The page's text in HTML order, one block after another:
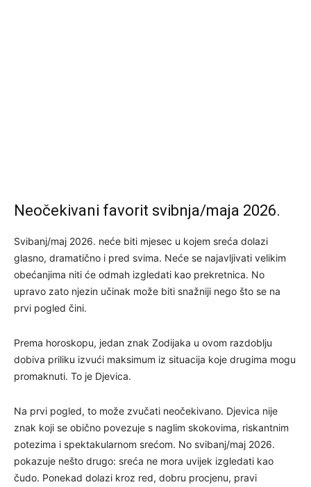
Neočekivani favorit svibnja/maja 2026.
Svibanj/maj 2026. neće biti mjesec u kojem sreća dolazi
glasno, dramatično i pred svima. Neće se najavljivati velikim
obećanjima niti će odmah izgledati kao prekretnica. No
upravo zato njezin učinak može biti snažniji nego što se na
prvi pogled čini.
Prema horoskopu, jedan znak Zodijaka u ovom razdoblju
dobiva priliku izvući maksimum iz situacija koje drugima mogu
promaknuti. To je Djevica.
Na prvi pogled, to može zvučati neočekivano. Djevica nije
znak koji se obično povezuje s naglim skokovima, riskantnim
potezima i spektakularnom srećom. No svibanj/maj 2026.
pokazuje nešto drugo: sreća ne mora uvijek izgledati kao
čudo. Ponekad dolazi kroz red, dobru procjenu, pravi